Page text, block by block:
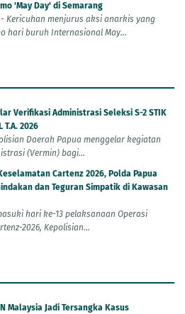
'May Day' di Semarang
- Kericuhan menjurus aksi anarkis yang
hari buruh Internasional May...
Verifikasi Administrasi Seleksi S-2 STIK
T.A. 2026
Daerah Papua menggelar kegiatan
(Vermin) bagi...
Cartenz 2026, Polda Papua
dan Teguran Simpatik di Kawasan
hari ke-13 pelaksanaan Operasi
2026, Kepolisian...
Malaysia Jadi Tersangka Kasus